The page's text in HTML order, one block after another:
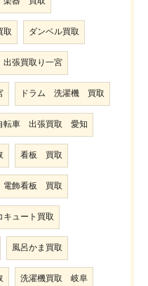
取 ダンベル買取
出張買取り一宮
ドラム 洗濯機 買取
転車 出張買取 愛知
看板 買取
電飾看板 買取
キュート買取
風呂かま買取
洗濯機買取 岐阜